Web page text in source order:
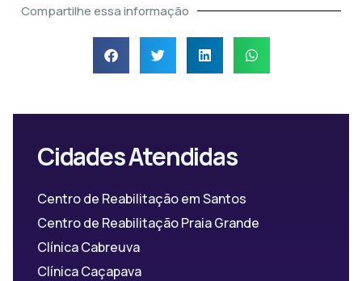
Compartilhe essa informação
Cidades Atendidas
Centro de Reabilitação em Santos
Centro de Reabilitação Praia Grande
Clínica Cabreuva
Clínica Caçapava